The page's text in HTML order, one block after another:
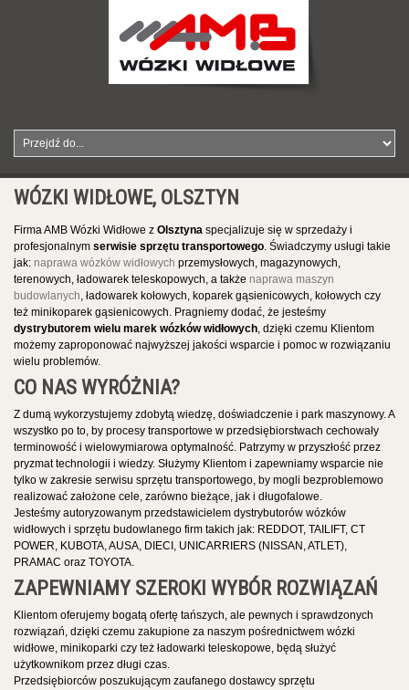
WÓZKI WIDŁOWE, OLSZTYN
Firma AMB Wózki Widłowe z Olsztyna specjalizuje się w sprzedaży i
profesjonalnym serwisie sprzętu transportowego. Świadczymy usługi takie
jak: naprawa wózków widłowych przemysłowych, magazynowych,
terenowych, ładowarek teleskopowych, a także naprawa maszyn
budowlanych, ładowarek kołowych, koparek gąsienicowych, kołowych czy
też minikoparek gąsienicowych. Pragniemy dodać, że jesteśmy
dystrybutorem wielu marek wózków widłowych, dzięki czemu Klientom
możemy zaproponować najwyższej jakości wsparcie i pomoc w rozwiązaniu
wielu problemów.
CO NAS WYRÓŻNIA?
Z dumą wykorzystujemy zdobytą wiedzę, doświadczenie i park maszynowy. A
wszystko po to, by procesy transportowe w przedsiębiorstwach cechowały
terminowość i wielowymiarowa optymalność. Patrzymy w przyszłość przez
pryzmat technologii i wiedzy. Służymy Klientom i zapewniamy wsparcie nie
tylko w zakresie serwisu sprzętu transportowego, by mogli bezproblemowo
realizować założone cele, zarówno bieżące, jak i długofalowe.
Jesteśmy autoryzowanym przedstawicielem dystrybutorów wózków
widłowych i sprzętu budowlanego firm takich jak: REDDOT, TAILIFT, CT
POWER, KUBOTA, AUSA, DIECI, UNICARRIERS (NISSAN, ATLET),
PRAMAC oraz TOYOTA.
ZAPEWNIAMY SZEROKI WYBÓR ROZWIĄZAŃ
Klientom oferujemy bogatą ofertę tańszych, ale pewnych i sprawdzonych
rozwiązań, dzięki czemu zakupione za naszym pośrednictwem wózki
widłowe, minikoparki czy też ładowarki teleskopowe, będą służyć
użytkownikom przez długi czas.
Przedsiębiorców poszukującym zaufanego dostawcy sprzętu